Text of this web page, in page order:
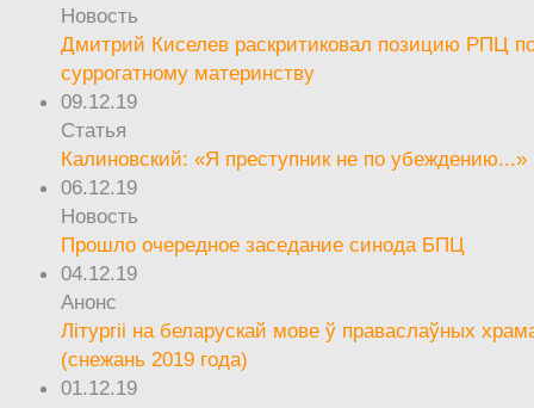
Новость
Дмитрий Киселев раскритиковал позицию РПЦ
суррогатному материнству
09.12.19
Статья
Калиновский: «Я преступник не по убеждению...»
06.12.19
Новость
Прошло очередное заседание синода БПЦ
04.12.19
Анонс
Літургіі на беларускай мове ў праваслаўных
(снежань 2019 года)
01.12.19